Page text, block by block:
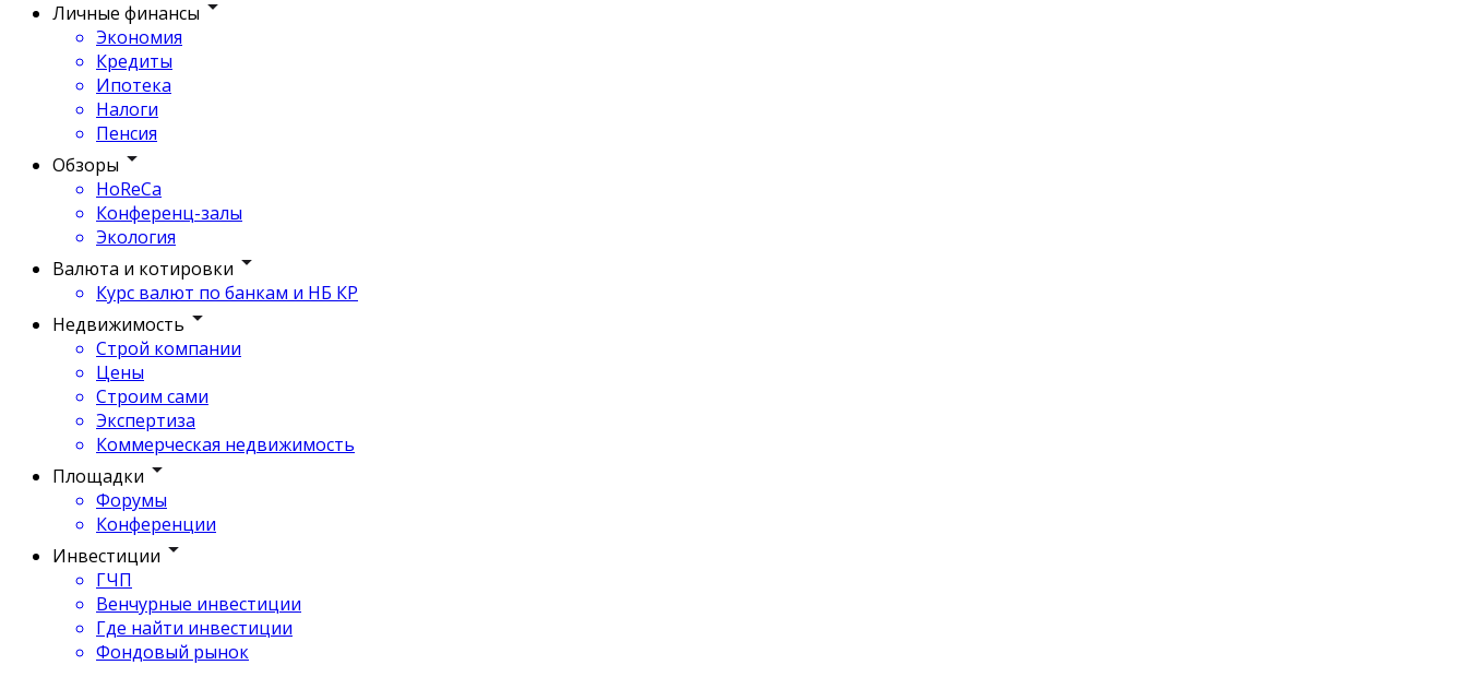
Личные финансы
Экономия
Кредиты
Ипотека
Налоги
Пенсия
Обзоры
HoReCa
Конференц-залы
Экология
Валюта и котировки
Курс валют по банкам и НБ КР
Недвижимость
Строй компании
Цены
Строим сами
Экспертиза
Коммерческая недвижимость
Площадки
Форумы
Конференции
Инвестиции
ГЧП
Венчурные инвестиции
Где найти инвестиции
Фондовый рынок